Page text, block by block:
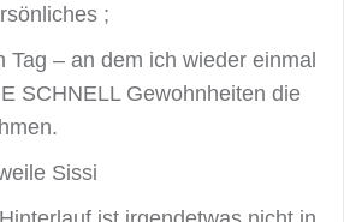
;
Tag – an dem ich wieder einmal
SCHNELL Gewohnheiten die
Sissi